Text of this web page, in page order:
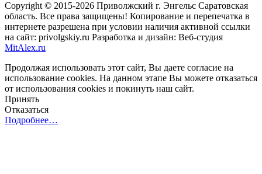
Copyright © 2015-2026 Приволжский г. Энгельс Саратовская
область. Все права защищены! Копирование и перепечатка в
интернете разрешена при условии наличия активной ссылки
на сайт: privolgskiy.ru Разработка и дизайн: Веб-студия
MitAlex.ru
Продолжая использовать этот сайт, Вы даете согласие на
использование cookies. На данном этапе Вы можете отказаться
от использования cookies и покинуть наш сайт.
Принять
Отказаться
Подробнее…